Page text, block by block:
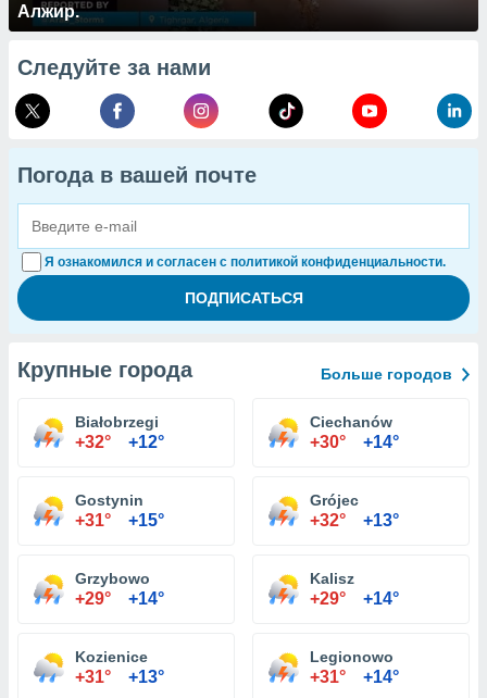
Алжир.
Следуйте за нами
Погода в вашей почте
Я ознакомился и согласен с политикой конфиденциальности.
Крупные города Больше городов
Białobrzegi
+32° +12°
Ciechanów
+30° +14°
Gostynin
+31° +15°
Grójec
+32° +13°
Grzybowo
+29° +14°
Kalisz
+29° +14°
Kozienice
+31° +13°
Legionowo
+31° +14°